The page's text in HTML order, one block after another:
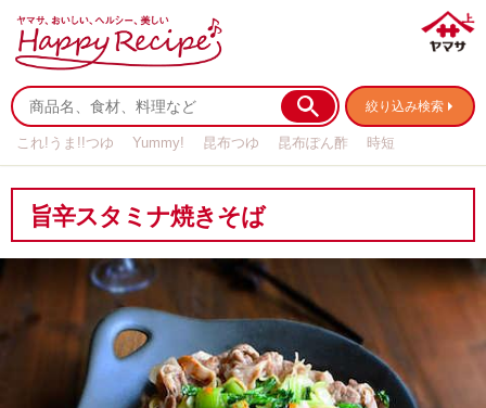
絞り込み検索
これ!うま!!つゆ Yummy! 昆布つゆ 昆布ぽん酢
時短
旨辛スタミナ焼きそば